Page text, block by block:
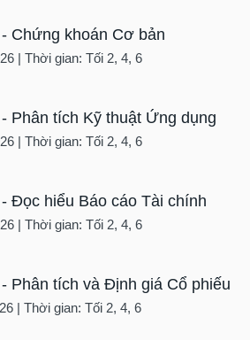
Chứng khoán Cơ bản
| Thời gian: Tối 2, 4, 6
Phân tích Kỹ thuật Ứng dụng
| Thời gian: Tối 2, 4, 6
Đọc hiểu Báo cáo Tài chính
| Thời gian: Tối 2, 4, 6
Phân tích và Định giá Cổ phiếu
| Thời gian: Tối 2, 4, 6